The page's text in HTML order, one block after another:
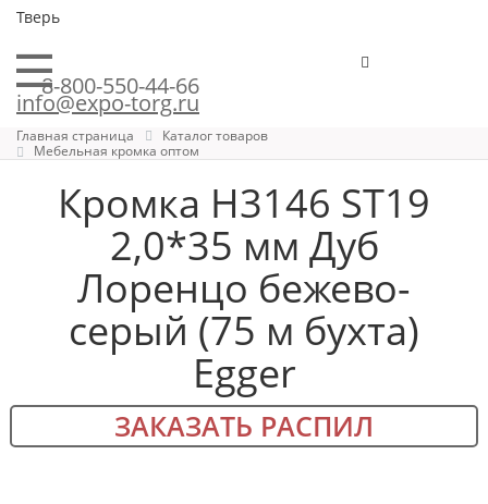
Тверь
8-800-550-44-66
info@expo-torg.ru
Главная страница
Каталог товаров
Мебельная кромка оптом
Кромка H3146 ST19
2,0*35 мм Дуб
Лоренцо бежево-
серый (75 м бухта)
Egger
ЗАКАЗАТЬ РАСПИЛ